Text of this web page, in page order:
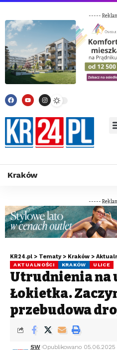
-----
Kraków
-----
KR24.pl > Tematy > Kraków >
AKTUALNOŚCI KRAKÓW ULICE
Utrudnienia na
Łokietka.
przebudowa
SW Opublikowano 05.06.2025